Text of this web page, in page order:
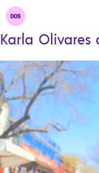
Karla Olivares